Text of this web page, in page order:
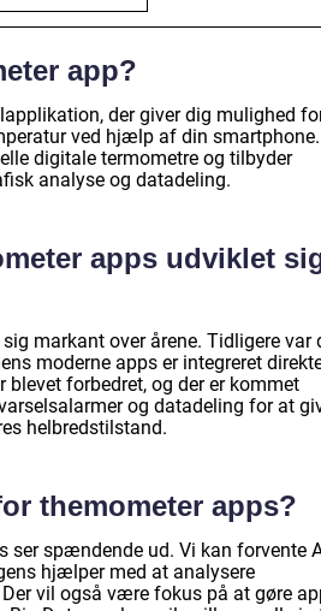
app?
der giver dig mulighed
ved hjælp af din
digitale termometre og tilbyder
analyse og datadeling.
apps udviklet
markant over årene. Tidligere var
moderne apps er integreret
forbedret, og der er kommet
og datadeling for at
helbredstilstand.
themometer apps?
ser spændende ud. Vi kan forvente
hjælper med at analysere
vil også være fokus på at gøre